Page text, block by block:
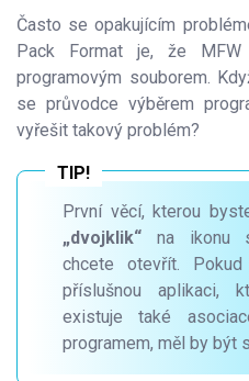
Často se opakujícím
Pack Format je, že
programovým souborem.
se průvodce výběrem
vyřešit takový problém?
První věcí, kterou
„dvojklik“ na ikonu
chcete otevřít.
příslušnou aplikaci,
existuje také
programem, měl by být